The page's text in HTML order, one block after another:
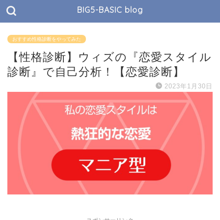
BIG5-BASIC blog
おすすめ性格診断をやってみた
【性格診断】ウィズの『恋愛スタイル
診断』で自己分析！【恋愛診断】
2023年1月30日